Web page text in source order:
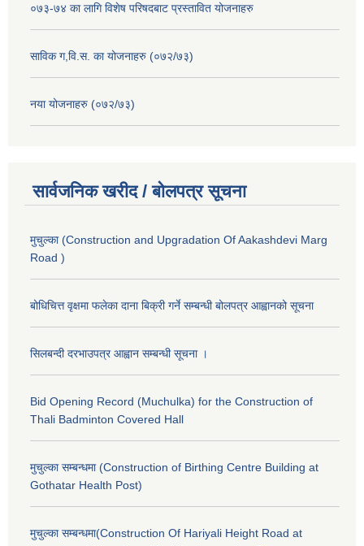
०७३-७४ का लागि विशेष परिषदबाट प्रस्तावित योजनाहरु
साविक ग,वि.स. का योजनाहरु (०७२/७३)
नया योजनाहरु (०७२/७३)
सार्वजनिक खरीद / बोलपत्र सूचना
मुचुल्का (Construction and Upgradation Of Aakashdevi Marg
Road )
बोधिचित्त वृक्षमा फलेका दाना बिक्री गर्ने सम्बन्धी बोलपत्र आह्वानको सूचना
सिलबन्दी दरभाउपत्र आह्वान सम्बन्धी सूचना ।
Bid Opening Record (Muchulka) for the Construction of
Thali Badminton Covered Hall
मुचुल्का सम्बन्धमा (Construction of Birthing Centre Building at
Gothatar Health Post)
मुचुल्का सम्बन्धमा(Construction Of Hariyali Height Road at